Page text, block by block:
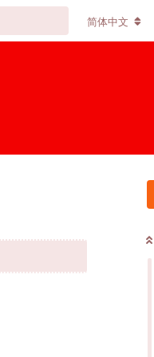
简体中文